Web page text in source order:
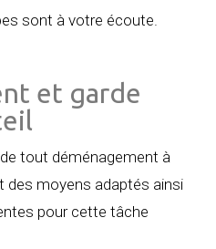
sont à votre écoute.
et garde
tout déménagement à
des moyens adaptés ainsi
pour cette tâche